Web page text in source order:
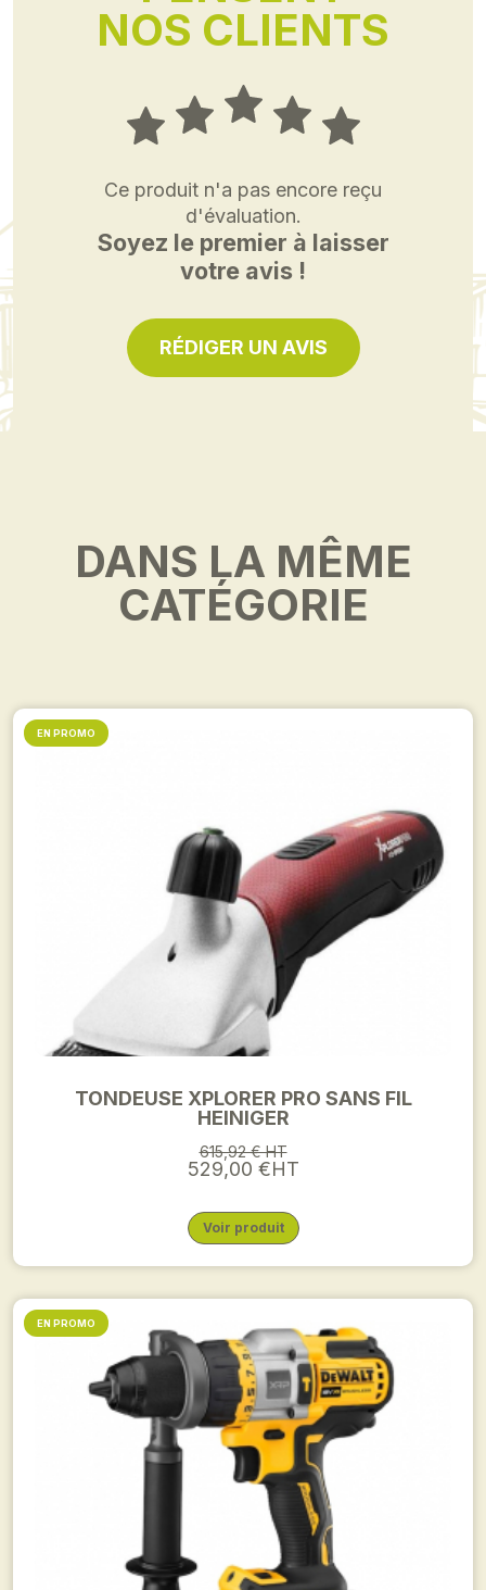
NOS CLIENTS
Ce produit n'a pas encore reçu
d'évaluation.
Soyez le premier à laisser
votre avis !
RÉDIGER UN AVIS
DANS LA MÊME
CATÉGORIE
TONDEUSE XPLORER PRO SANS FIL
HEINIGER
615,92 € HT
529,00 €HT
Voir produit
EN PROMO
EN PROMO